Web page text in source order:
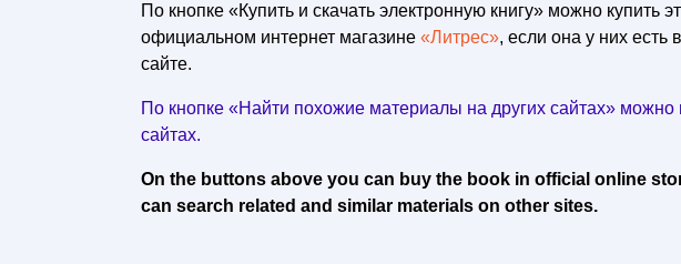
По кнопке «Купить и скачать электронную книгу» можно купить
официальном интернет магазине «Литрес», если она у них есть
сайте.
По кнопке «Найти похожие материалы на других сайтах»
сайтах.
On the buttons above you can buy the book in official online
can search related and similar materials on other sites.